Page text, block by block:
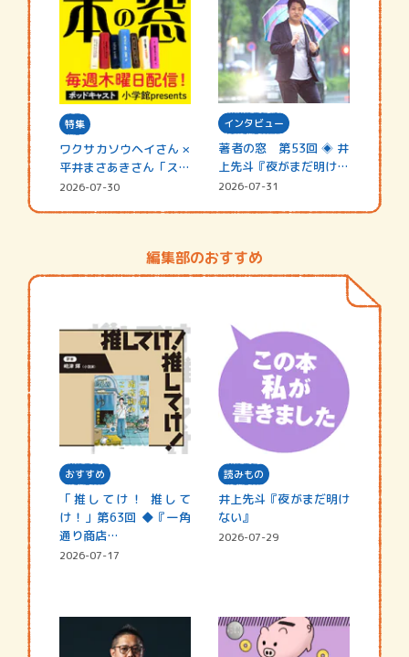
特集
ワクサカソウヘイさん ×
平井まさあきさん「スペ
シャ…
2026-07-30
インタビュー
著者の窓 第53回 ◈ 井
上先斗『夜がまだ明けな
い』
2026-07-31
編集部のおすすめ
おすすめ
「推してけ！ 推して
け！」第63回 ◆『一角
通り商店…
2026-07-17
読みもの
井上先斗『夜がまだ明け
ない』
2026-07-29